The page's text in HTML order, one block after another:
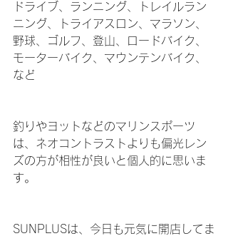
ドライブ、ランニング、トレイルラン
ニング、トライアスロン、マラソン、
野球、ゴルフ、登山、ロードバイク、
モーターバイク、マウンテンバイク、
など
釣りやヨットなどのマリンスポーツ
は、ネオコントラストよりも偏光レン
ズの方が相性が良いと個人的に思いま
す。
SUNPLUSは、今日も元気に開店してま